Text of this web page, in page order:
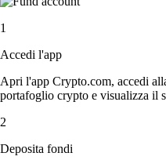
1
Accedi l'app
Apri l'app Crypto.com, accedi
portafoglio crypto e visualizza il
2
Deposita fondi